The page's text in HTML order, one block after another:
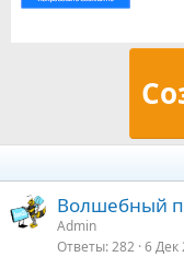
Волшебный
Admin
Ответы 282 6 Дек